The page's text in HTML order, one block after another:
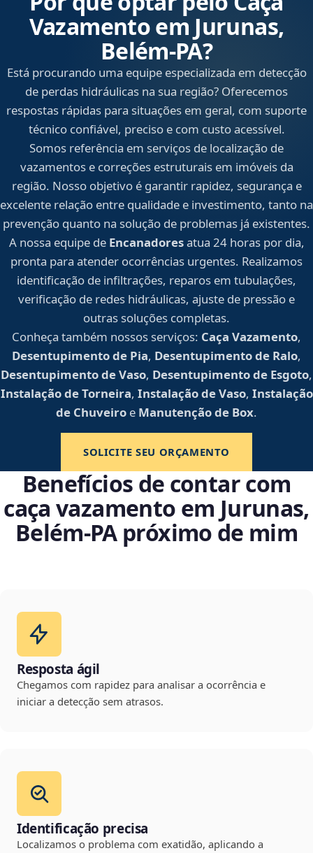
Vazamento em Jurunas,
Belém‑PA?
Está procurando uma equipe especializada em detecção
de perdas hidráulicas na sua região? Oferecemos
respostas rápidas para situações em geral, com suporte
técnico confiável, preciso e com custo acessível.
Somos referência em serviços de localização de
vazamentos e correções estruturais em imóveis da
região. Nosso objetivo é garantir rapidez, segurança e
excelente relação entre qualidade e investimento, tanto na
prevenção quanto na solução de problemas já existentes.
A nossa equipe de Encanadoresatua 24 horas por dia,
pronta para atender ocorrências urgentes. Realizamos
identificação de infiltrações, reparos em tubulações,
verificação de redes hidráulicas, ajuste de pressão e
outras soluções completas.
Conheça também nossos serviços: Caça Vazamento,
Desentupimento de Pia, Desentupimento de Ralo,
Desentupimento de Vaso, Desentupimento de Esgoto,
Instalação de Torneira, Instalação de Vaso, Instalação
de Chuveiro e Manutenção de Box.
SOLICITE SEU ORÇAMENTO
Benefícios de contar com
caça vazamento em Jurunas,
Belém‑PA próximo de mim
Resposta ágil
Chegamos com rapidez para analisar a ocorrência e
iniciar a detecção sem atrasos.
Identificação precisa
Localizamos o problema com exatidão, aplicando a